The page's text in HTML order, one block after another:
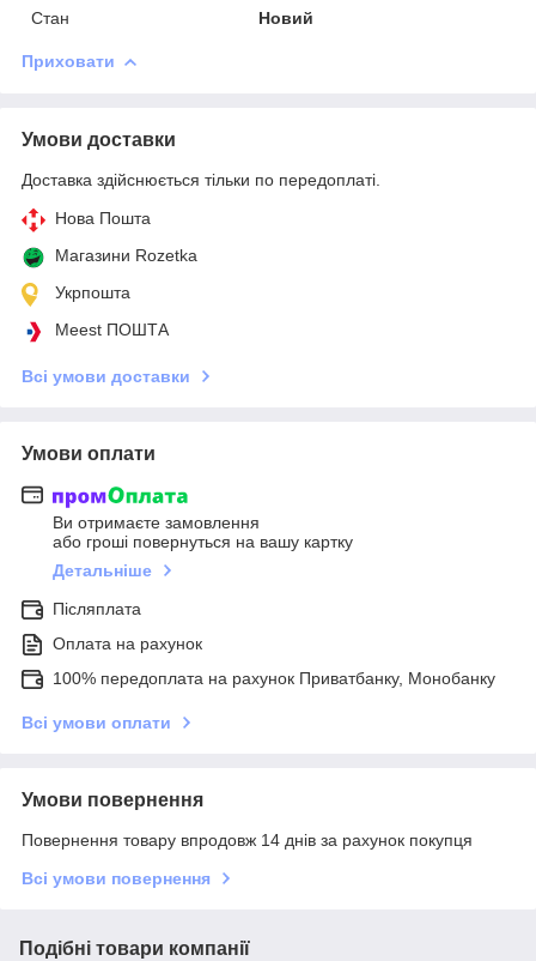
Стан
Новий
Приховати
Умови доставки
Доставка здійснюється тільки по передоплаті.
Нова Пошта
Магазини Rozetka
Укрпошта
Meest ПОШТА
Всі умови доставки
Умови оплати
Ви отримаєте замовлення
або гроші повернуться на вашу картку
Детальніше
Післяплата
Оплата на рахунок
100% передоплата на рахунок Приватбанку, Монобанку
Всі умови оплати
Умови повернення
Повернення товару впродовж 14 днів за рахунок покупця
Всі умови повернення
Подібні товари компанії